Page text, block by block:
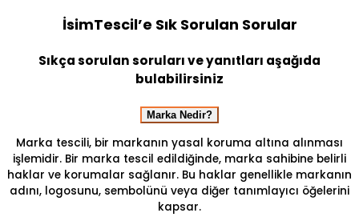
İsimTescil’e Sık Sorulan Sorular
Sıkça sorulan soruları ve yanıtları aşağıda
bulabilirsiniz
Marka Nedir?
Marka tescili, bir markanın yasal koruma altına alınması
işlemidir. Bir marka tescil edildiğinde, marka sahibine belirli
haklar ve korumalar sağlanır. Bu haklar genellikle markanın
adını, logosunu, sembolünü veya diğer tanımlayıcı öğelerini
kapsar.